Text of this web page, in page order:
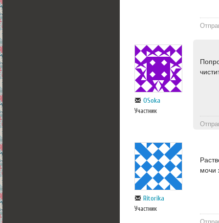
OSoka
Участник
Ritorika
Участник
мочи